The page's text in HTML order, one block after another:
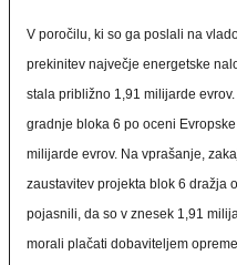
V poročilu, ki so ga poslali na
prekinitev največje energetske
stala približno 1,91 milijarde
gradnje bloka 6 po oceni
milijarde evrov. Na vprašanje,
zaustavitev projekta blok 6 dražja
pojasnili, da so v znesek 1,91
morali plačati dobaviteljem